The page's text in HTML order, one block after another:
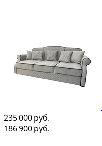
235 000 руб.
186 900 руб.